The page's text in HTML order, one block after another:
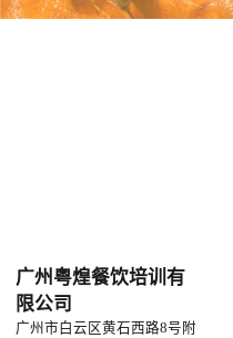
广州粤煌餐饮培训有
限公司
广州市白云区黄石西路8号附